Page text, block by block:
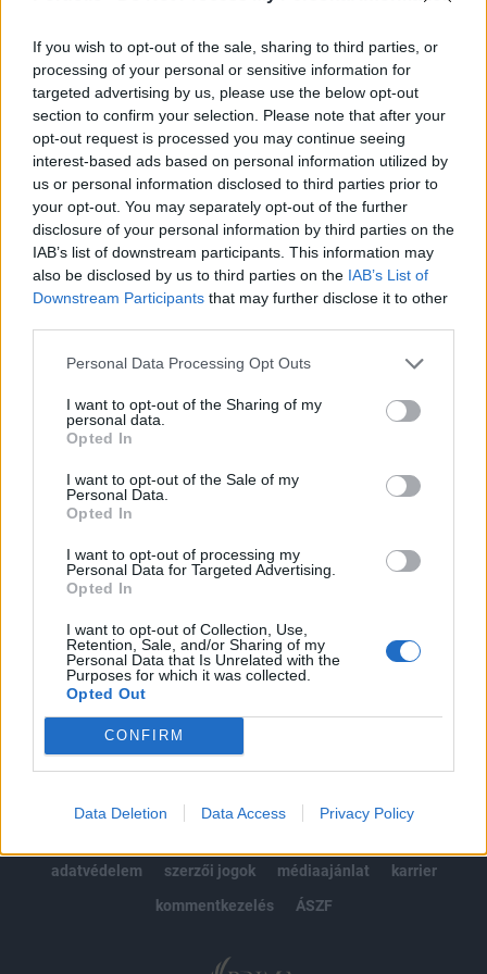
If you wish to opt-out of the sale, sharing to third parties, or
processing of your personal or sensitive information for
targeted advertising by us, please use the below opt-out
section to confirm your selection. Please note that after your
opt-out request is processed you may continue seeing
interest-based ads based on personal information utilized by
us or personal information disclosed to third parties prior to
your opt-out. You may separately opt-out of the further
disclosure of your personal information by third parties on the
IAB’s list of downstream participants. This information may
also be disclosed by us to third parties on the IAB’s List of
Downstream Participants that may further disclose it to other
Personal Data Processing Opt Outs
I want to opt-out of the Sharing of my
personal data.
Opted In
I want to opt-out of the Sale of my
Personal Data.
Opted In
I want to opt-out of processing my
Personal Data for Targeted Advertising.
Opted In
I want to opt-out of Collection, Use,
Retention, Sale, and/or Sharing of my
Personal Data that Is Unrelated with the
Purposes for which it was collected.
Opted Out
CONFIRM
Data Deletion Data Access Privacy Policy
százalékos GDP-arányos hiánycélt vetít előre.
Private Health Forum 2026Új lehetőségek a magyar
egészségügy előtt - De mégis mihez kezd ezzel a
magánegészségügyi szektor? Jubileumi konferenciánkon
kiderül.Információ és jelentkezésA költségvetést a hármas
szlovák kormánykoalíció összes - szám szerint 79 -
képviselőjének igen szavazatával, 66 nem ellenében
hagyta jóvá a 150 fős pozsonyi törvényhozás, amelynek...
KEDVES OLVASÓNK!
Az előfizetés a következőket tartalmazza:
Portfolio.hu teljes cikkarchívum
Kötéslisták: BÉT elmúlt 2 év napon belüli
kötéslistái
Előfizetés
MÁR ELŐFIZETŐNK VAGY?BEJELENTKEZÉS
adatvédelem
szerzői jogok médiaajánlat
karrier
kommentkezelés
ÁSZF